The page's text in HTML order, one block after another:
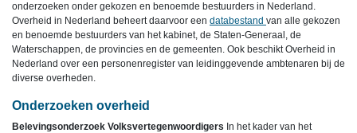
onderzoeken onder gekozen en benoemde bestuurders in Nederland.
Overheid in Nederland beheert daarvoor een databestand van alle gekozen
en benoemde bestuurders van het kabinet, de Staten-Generaal, de
Waterschappen, de provincies en de gemeenten. Ook beschikt Overheid in
Nederland over een personenregister van leidinggevende ambtenaren bij de
diverse overheden.
Onderzoeken overheid
Belevingsonderzoek Volksvertegenwoordigers In het kader van het